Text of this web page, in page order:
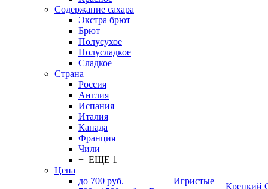
Содержание сахара
Экстра брют
Брют
Полусухое
Полусладкое
Сладкое
Страна
Россия
Англия
Испания
Италия
Канада
Франция
Чили
+ ЕЩЕ 1
Цена
до 700 руб.
Игристые
Крепкий